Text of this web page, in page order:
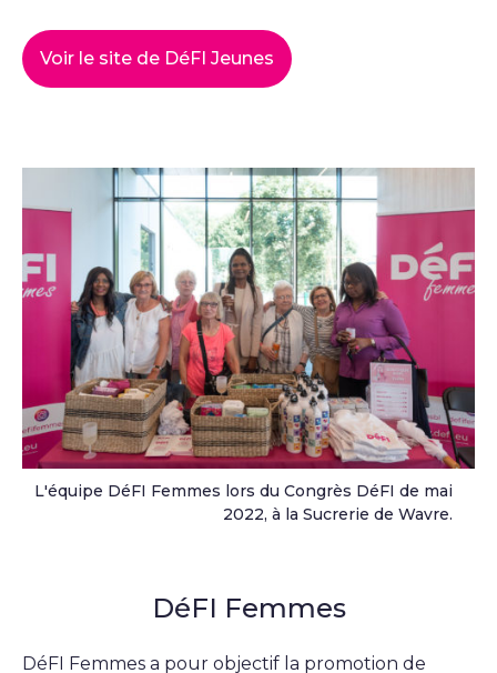
Voir le site de DéFI Jeunes
L'équipe DéFI Femmes lors du Congrès DéFI de mai
2022, à la Sucrerie de Wavre.
DéFI Femmes
DéFI Femmes a pour objectif la promotion de